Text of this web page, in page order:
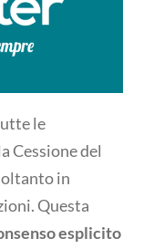
le
Cessione del
in
Questa
esplicito